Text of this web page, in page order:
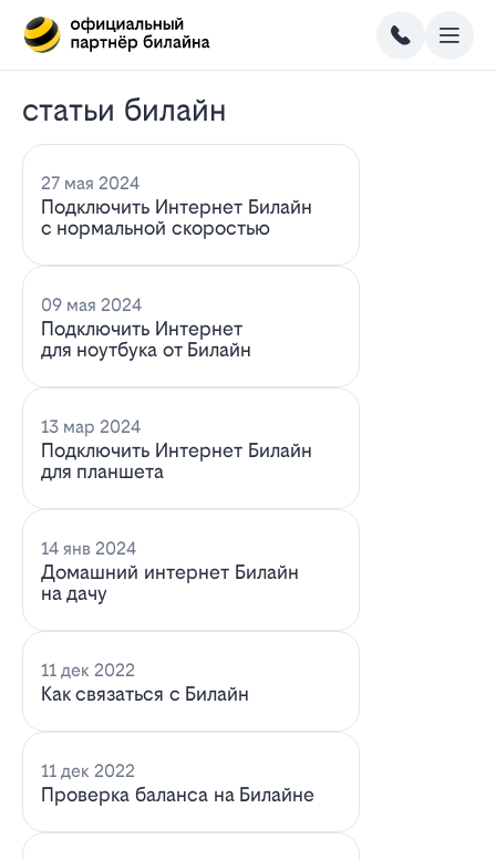
статьи билайн
27 мая 2024
Подключить Интернет Билайн
с нормальной скоростью
09 мая 2024
Подключить Интернет
для ноутбука от Билайн
13 мар 2024
Подключить Интернет Билайн
для планшета
14 янв 2024
Домашний интернет Билайн
на дачу
11 дек 2022
Как связаться с Билайн
11 дек 2022
Проверка баланса на Билайне